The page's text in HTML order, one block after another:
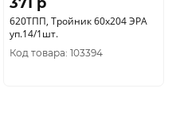
620ТПП, Тройник 60х204 ЭРА
уп.14/1шт.
Код товара: 103394